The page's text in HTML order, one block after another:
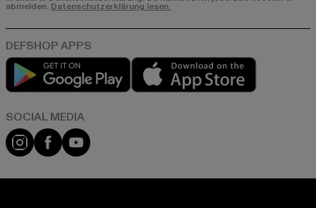
abmelden. Datenschutzerklärung lesen.
Play market
Instagram
FacebookYouTube